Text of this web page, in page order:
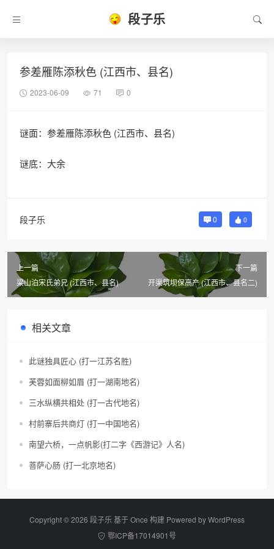
段子乐
参差雁陈添秋色 (江西市、县名)
2023-06-09 71 0
谜面：参差雁陈添秋色 (江西市、县名)
谜底：大余
段子乐 0 0
上一篇
梁山泊宋氏弟兄 (江西市、县名)
下一篇
开渠筑坝保高产 (江西市、县名二)
相关文章
此谜独具匠心 (打一江苏名胜)
芙蓉如面柳如眉 (打一湖南地名)
三水纵横共相处 (打一古代地名)
村前寨后共商灯 (打一中国地名)
南望六桥，一点帆影(打二字《西游记》人名)
菩萨心肠 (打一北京地名)
Copyright © 2026 段子乐 基于 Once 构建 Powered byWordPress
鄂ICP备17014901号